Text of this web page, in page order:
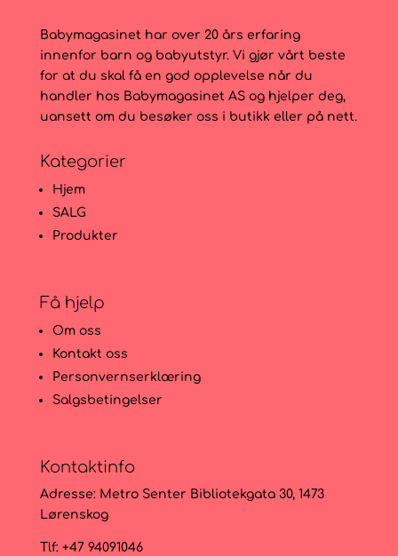
Babymagasinet har over 20 års erfaring
innenfor barn og babyutstyr. Vi gjør vårt beste
for at du skal få en god opplevelse når du
handler hos Babymagasinet AS og hjelper deg,
uansett om du besøker oss i butikk eller på nett.
Kategorier
Hjem
SALG
Produkter
Få hjelp
Om oss
Kontakt oss
Personvernserklæring
Salgsbetingelser
Kontaktinfo
Adresse: Metro Senter Bibliotekgata 30, 1473
Lørenskog
Tlf: +47 94091046